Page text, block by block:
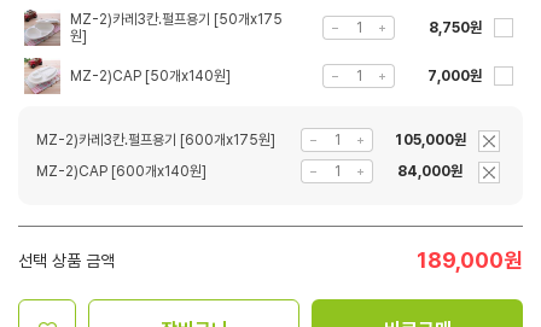
MZ-2)카레3칸.펄프용기 [50개x175
원]
8,750원
MZ-2)CAP [50개x140원] 7,000원
MZ-2)카레3칸.펄프용기 [600개x175원]
105,000원
MZ-2)CAP [600개x140원]
84,000원
선택 상품 금액 189,000원